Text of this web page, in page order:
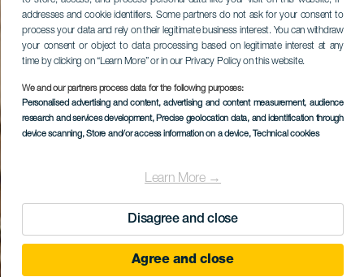
addresses and cookie identifiers. Some partners do not ask for your consent to
process your data and rely on their legitimate business interest. You can withdraw
your consent or object to data processing based on legitimate interest at any
time by clicking on “Learn More” or in our Privacy Policy on this website.
We and our partners process data for the following purposes:
Personalised advertising and content, advertising and content measurement, audience
research and services development, Precise geolocation data, and identification through
device scanning, Store and/or access information on a device, Technical cookies
Learn More →
Disagree and close
Agree and close